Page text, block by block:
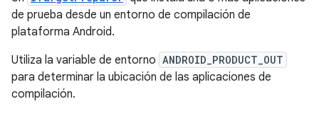
de prueba desde un entorno de compilación de
plataforma Android.
Utiliza la variable de entorno ANDROID_PRODUCT_OUT
para determinar la ubicación de las aplicaciones de
compilación.